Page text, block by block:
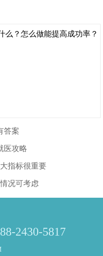
答案
医攻略
指标很重要
况可考虑
2430-5817